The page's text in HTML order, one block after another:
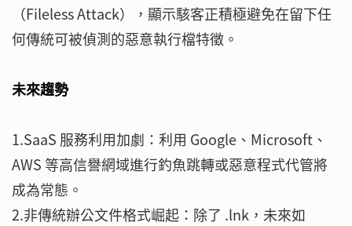
（Fileless Attack），顯示駭客正積極避免在留下任
何傳統可被偵測的惡意執行檔特徵。
未來趨勢
1.SaaS 服務利用加劇：利用 Google、Microsoft、
AWS 等高信譽網域進行釣魚跳轉或惡意程式代管將
成為常態。
2.非傳統辦公文件格式崛起：除了 .lnk，未來如